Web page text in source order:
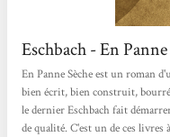
Eschbach - En
En Panne Sèche est un roman
bien écrit, bien construit,
le dernier Eschbach fait
de qualité. C'est un de ces